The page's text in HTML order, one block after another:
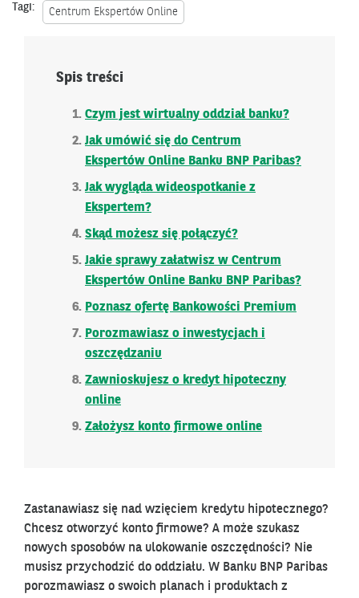
Tagi: Centrum Ekspertów Online
Spis treści
Czym jest wirtualny oddział banku?
Jak umówić się do Centrum
Ekspertów Online Banku BNP Paribas?
Jak wygląda wideospotkanie z
Ekspertem?
Skąd możesz się połączyć?
Jakie sprawy załatwisz w Centrum
Ekspertów Online Banku BNP Paribas?
Poznasz ofertę Bankowości Premium
Porozmawiasz o inwestycjach i
oszczędzaniu
Zawnioskujesz o kredyt hipoteczny
online
Założysz konto firmowe online
Zastanawiasz się nad wzięciem kredytu hipotecznego?
Chcesz otworzyć konto firmowe? A może szukasz
nowych sposobów na ulokowanie oszczędności? Nie
musisz przychodzić do oddziału. W Banku BNP Paribas
porozmawiasz o swoich planach i produktach z